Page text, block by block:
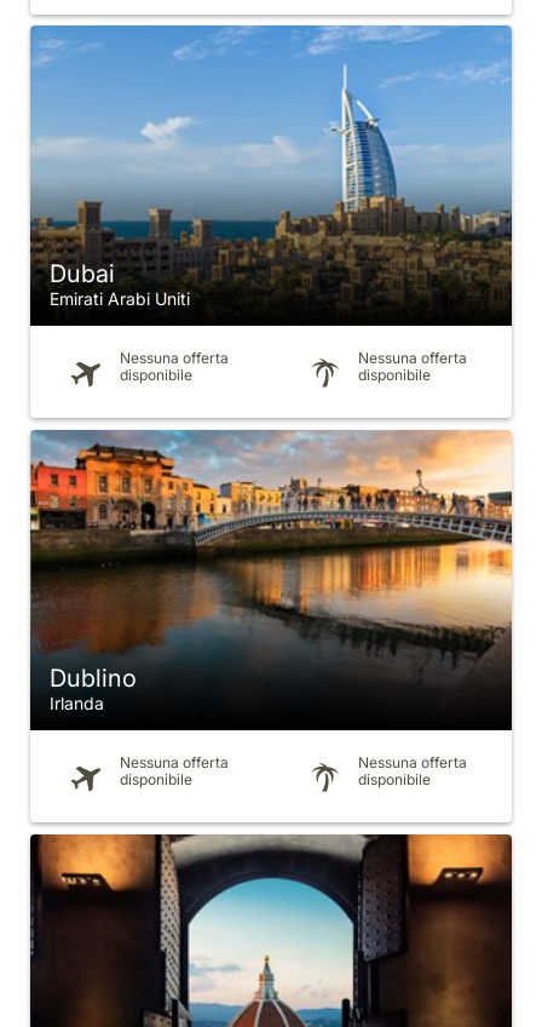
Dubai
Emirati Arabi Uniti
Nessuna offerta
disponibile
Nessuna offerta
disponibile
Dublino
Irlanda
Nessuna offerta
disponibile
Nessuna offerta
disponibile